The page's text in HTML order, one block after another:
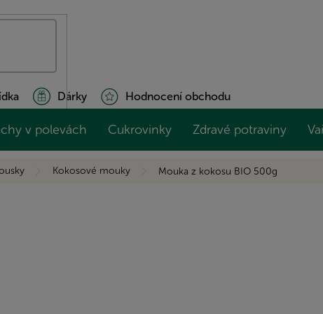
Dárky Hodnocení obchodu
v polevách Cukrovinky Zdravé potraviny
Kokosové mouky Mouka z kokosu BIO 500g